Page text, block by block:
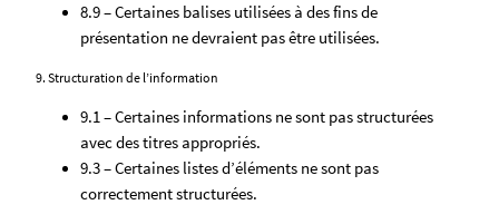
8.9 – Certaines balises utilisées à des fins de
présentation ne devraient pas être utilisées.
9. Structuration de l’information
9.1 – Certaines informations ne sont pas structurées
avec des titres appropriés.
9.3 – Certaines listes d’éléments ne sont pas
correctement structurées.